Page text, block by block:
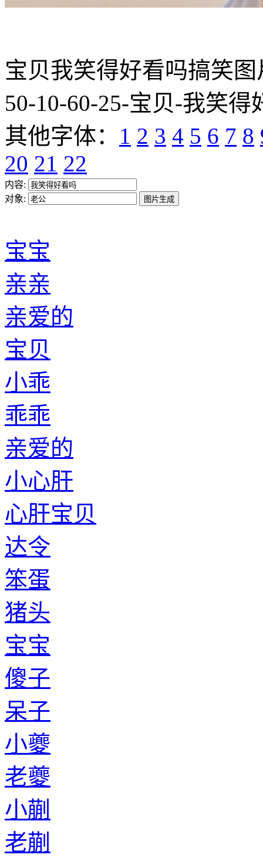
宝贝我笑得好看吗搞笑图
50-10-60-25-宝贝-我笑得
其他字体： 1 2 3 4 5 6 7 8
20 21 22
内容:
对象:
宝宝
亲亲
亲爱的
宝贝
小乖
乖乖
亲爱的
小心肝
心肝宝贝
达令
笨蛋
猪头
宝宝
傻子
呆子
小夔
老夔
小蒯
老蒯